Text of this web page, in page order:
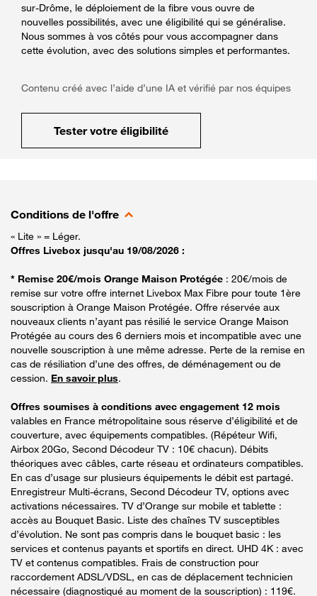
sur-Drôme, le déploiement de la fibre vous ouvre de
nouvelles possibilités, avec une éligibilité qui se généralise.
Nous sommes à vos côtés pour vous accompagner dans
cette évolution, avec des solutions simples et performantes.
Contenu créé avec l’aide d’une IA et vérifié par nos équipes
Tester votre éligibilité
Conditions de l'offre
« Lite » = Léger.
Offres Livebox jusqu'au 19/08/2026 :
* Remise 20€/mois Orange Maison Protégée : 20€/mois de
remise sur votre offre internet Livebox Max Fibre pour toute 1ère
souscription à Orange Maison Protégée. Offre réservée aux
nouveaux clients n’ayant pas résilié le service Orange Maison
Protégée au cours des 6 derniers mois et incompatible avec une
nouvelle souscription à une même adresse. Perte de la remise en
cas de résiliation d’une des offres, de déménagement ou de
cession. En savoir plus.
Offres soumises à conditions avec engagement 12 mois
valables en France métropolitaine sous réserve d’éligibilité et de
couverture, avec équipements compatibles. (Répéteur Wifi,
Airbox 20Go, Second Décodeur TV : 10€ chacun). Débits
théoriques avec câbles, carte réseau et ordinateurs compatibles.
En cas d’usage sur plusieurs équipements le débit est partagé.
Enregistreur Multi-écrans, Second Décodeur TV, options avec
activations nécessaires. TV d’Orange sur mobile et tablette :
accès au Bouquet Basic. Liste des chaînes TV susceptibles
d’évolution. Ne sont pas compris dans le bouquet basic : les
services et contenus payants et sportifs en direct. UHD 4K : avec
TV et contenus compatibles. Frais de construction pour
raccordement ADSL/VDSL, en cas de déplacement technicien
nécessaire (diagnostiqué au moment de la souscription) : 119€.